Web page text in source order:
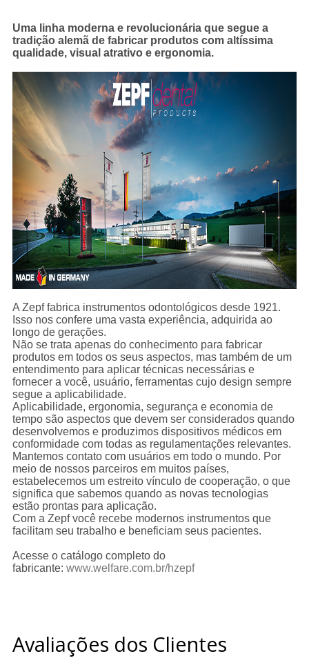
Uma linha moderna e revolucionária que segue a
tradição alemã de fabricar produtos com altíssima
qualidade, visual atrativo e ergonomia.
A Zepf fabrica instrumentos odontológicos desde 1921.
Isso nos confere uma vasta experiência, adquirida ao
longo de gerações.
Não se trata apenas do conhecimento para fabricar
produtos em todos os seus aspectos, mas também de um
entendimento para aplicar técnicas necessárias e
fornecer a você, usuário, ferramentas cujo design sempre
segue a aplicabilidade.
Aplicabilidade, ergonomia, segurança e economia de
tempo são aspectos que devem ser considerados quando
desenvolvemos e produzimos dispositivos médicos em
conformidade com todas as regulamentações relevantes.
Mantemos contato com usuários em todo o mundo. Por
meio de nossos parceiros em muitos países,
estabelecemos um estreito vínculo de cooperação, o que
significa que sabemos quando as novas tecnologias
estão prontas para aplicação.
Com a Zepf você recebe modernos instrumentos que
facilitam seu trabalho e beneficiam seus pacientes.
Acesse o catálogo completo do
fabricante: www.welfare.com.br/hzepf
Avaliações dos Clientes